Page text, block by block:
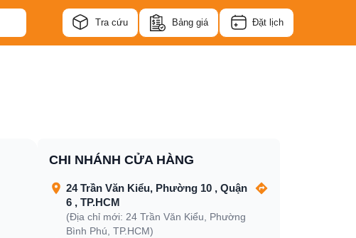
Tra cứu Bảng giá Đặt lịch
CHI NHÁNH CỬA HÀNG
24 Trần Văn Kiểu, Phường 10 , Quận
6 , TP.HCM
(Địa chỉ mới: 24 Trần Văn Kiểu, Phường
Bình Phú, TP.HCM)